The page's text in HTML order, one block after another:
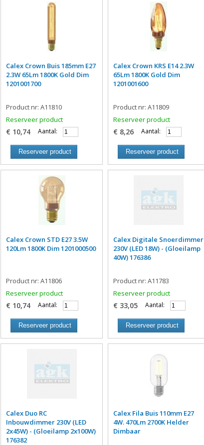
Calex Crown Buis 185mm E27
2.3W 65Lm 1800K Gold Dim
1201001700
Product nr: A11810
Reserveer product
€ 10,74 Aantal:
Reserveer product
Calex Crown KRS E14 2.3W
65Lm 1800K Gold Dim
1201001600
Product nr: A11809
Reserveer product
€ 8,26 Aantal:
Reserveer product
Calex Crown STD E27 3.5W
120Lm 1800K Dim 1201000500
Product nr: A11806
Reserveer product
€ 10,74 Aantal:
Reserveer product
Calex Digitale Snoerdimmer
230V (LED 18W) - (Gloeilamp
40W) 176386
Product nr: A11783
Reserveer product
€ 33,05 Aantal:
Reserveer product
Calex Duo RC
Inbouwdimmer 230V (LED
2x45W) - (Gloeilamp 2x100W)
176382
Calex Fila Buis 110mm E27
4W. 470Lm 2700K Helder
Dimbaar